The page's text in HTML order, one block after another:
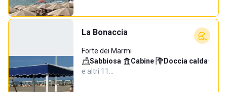
La Bonaccia
Forte dei Marmi
Sabbiosa· Cabine· Doccia calda·
e altri 11…